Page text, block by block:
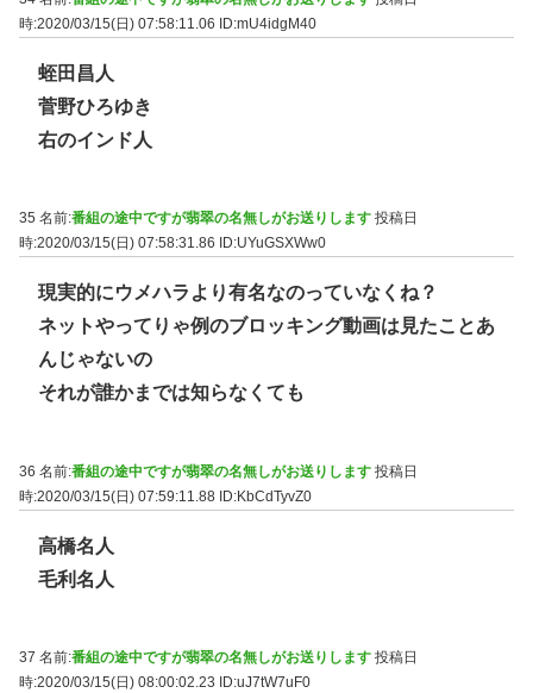
時:2020/03/15(日) 07:58:11.06 ID:mU4idgM40
蛭田昌人
菅野ひろゆき
右のインド人
35 名前:番組の途中ですが翡翠の名無しがお送りします 投稿日
時:2020/03/15(日) 07:58:31.86
ID:UYuGSXWw0
現実的にウメハラより有名なのっていなくね？
ネットやってりゃ例のブロッキング動画は見たことあ
んじゃないの
それが誰かまでは知らなくても
36 名前:番組の途中ですが翡翠の名無しがお送りします 投稿日
時:2020/03/15(日) 07:59:11.88 ID:KbCdTyvZ0
高橋名人
毛利名人
37 名前:番組の途中ですが翡翠の名無しがお送りします 投稿日
時:2020/03/15(日) 08:00:02.23
ID:uJ7tW7uF0